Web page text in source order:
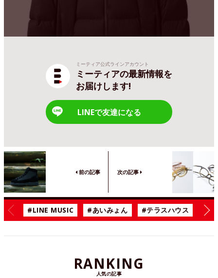
ミーティア公式ラインアカウント
ミーティアの最新情報を
お届けします!
LINEで友達になる
前の記事 次の記事
#LINE MUSIC #あいみょん #テラスハウス #
RANKING
人気の記事